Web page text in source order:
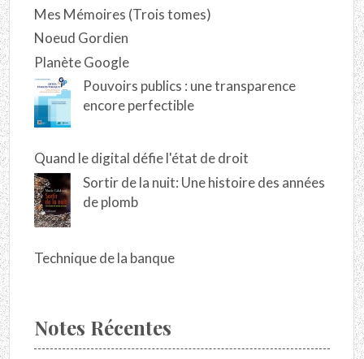
Mes Mémoires (Trois tomes)
Noeud Gordien
Planète Google
Pouvoirs publics : une transparence
encore perfectible
Quand le digital défie l'état de droit
Sortir de la nuit: Une histoire des années
de plomb
Technique de la banque
Notes Récentes